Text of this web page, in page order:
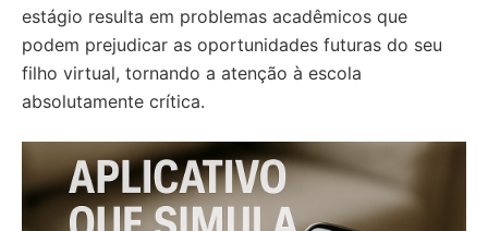
estágio resulta em problemas acadêmicos que
podem prejudicar as oportunidades futuras do seu
filho virtual, tornando a atenção à escola
absolutamente crítica.